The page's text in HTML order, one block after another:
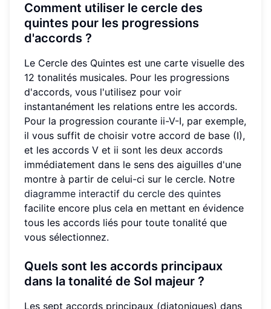
Comment utiliser le cercle des
quintes pour les progressions
d'accords ?
Le Cercle des Quintes est une carte visuelle des
12 tonalités musicales. Pour les progressions
d'accords, vous l'utilisez pour voir
instantanément les relations entre les accords.
Pour la progression courante ii-V-I, par exemple,
il vous suffit de choisir votre accord de base (I),
et les accords V et ii sont les deux accords
immédiatement dans le sens des aiguilles d'une
montre à partir de celui-ci sur le cercle. Notre
diagramme interactif du cercle des quintes
facilite encore plus cela en mettant en évidence
tous les accords liés pour toute tonalité que
vous sélectionnez.
Quels sont les accords principaux
dans la tonalité de Sol majeur ?
Les sept accords principaux (diatoniques) dans